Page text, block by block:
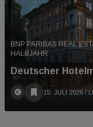
BNP PARIBAS REAL
HALBJAHR
Deutscher
15. JULI 2026 /